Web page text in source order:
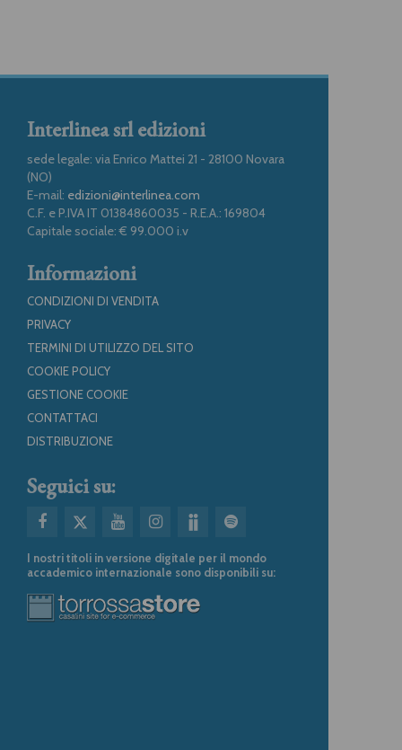
Interlinea srl edizioni
sede legale: via Enrico Mattei 21 - 28100 Novara
(NO)
E-mail: edizioni@interlinea.com
C.F. e P.IVA IT 01384860035 - R.E.A.: 169804
Capitale sociale: € 99.000 i.v
Informazioni
CONDIZIONI DI VENDITA
PRIVACY
TERMINI DI UTILIZZO DEL SITO
COOKIE POLICY
GESTIONE COOKIE
CONTATTACI
DISTRIBUZIONE
Seguici su:
I nostri titoli in versione digitale per il mondo
accademico internazionale sono disponibili su: